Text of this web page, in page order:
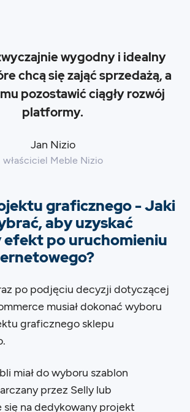
wygodny i idealny
chcą się zająć sprzedażą, a
pozostawić ciągły rozwój
platformy.
Jan Nizio
właściciel Meble Nizio
graficznego - Jaki
aby uzyskać
po uruchomieniu
po podjęciu decyzji dotyczącej
musiał dokonać wyboru
graficznego sklepu
miał do wyboru szablon
przez Selly lub
na dedykowany projekt